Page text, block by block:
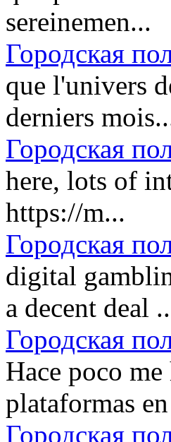
sereinemen...
Городская
que l'univers
derniers
Городская
here, lots of
https://m...
Городская
digital
a decent deal
Городская
Hace poco
plataformas
Городская